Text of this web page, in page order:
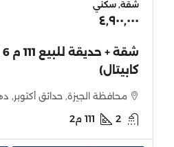
شقة, سكني
٤٬٩٠٠٬٠٠٠
كابيتال)
محافظة الجيزة, حدائق أكتوبر,
2
111 م2